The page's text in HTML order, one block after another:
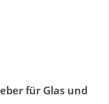
für Glas und